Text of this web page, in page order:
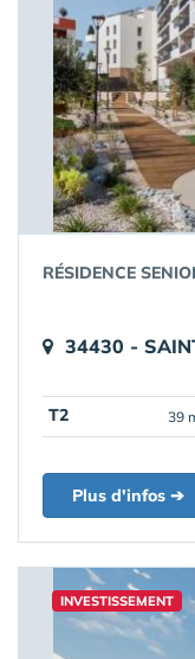
RÉSIDENCE
34430 -
T2 39
Plus d'infos ➔
INVESTISSEMENT